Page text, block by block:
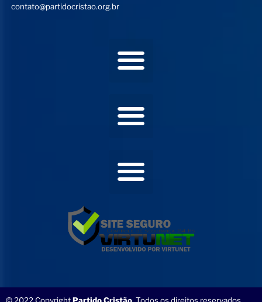
contato@partidocristao.org.br